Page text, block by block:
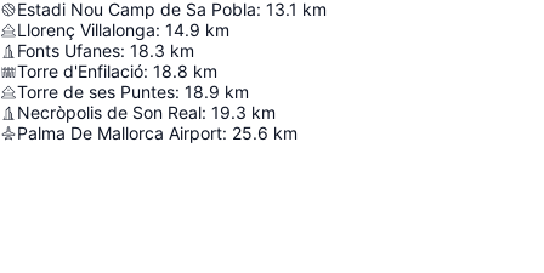
Estadi Nou Camp de Sa Pobla: 13.1 km
Llorenç Villalonga: 14.9 km
Fonts Ufanes: 18.3 km
Torre d'Enfilació: 18.8 km
Torre de ses Puntes: 18.9 km
Necròpolis de Son Real: 19.3 km
Palma De Mallorca Airport: 25.6 km